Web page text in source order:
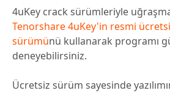
4uKey crack sürümleriyle
Tenorshare 4uKey'in resmi
sürümünü kullanarak programı
deneyebilirsiniz.
Ücretsiz sürüm sayesinde